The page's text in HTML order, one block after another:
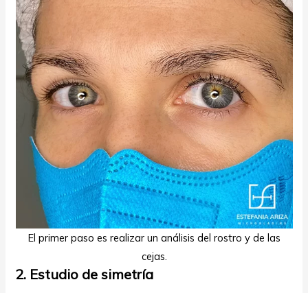
El primer paso es realizar un análisis del rostro y de las
cejas.
2. Estudio de simetría